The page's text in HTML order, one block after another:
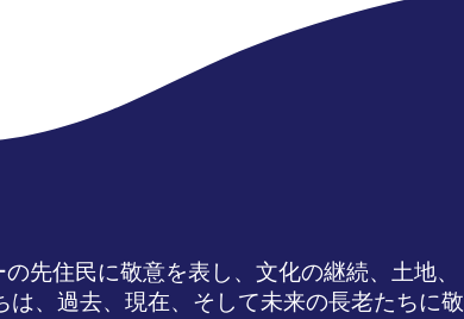
先住民に敬意を表し、文化の継続、土地、
、過去、現在、そして未来の長老たちに敬